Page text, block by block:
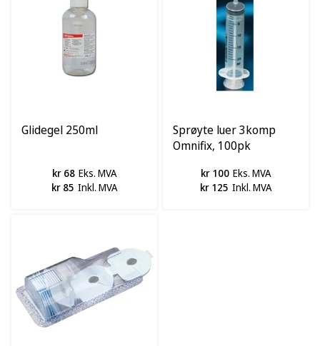
Glidegel 250ml
kr 68 Eks. MVA
kr 85 Inkl. MVA
Sprøyte luer 3komp
Omnifix, 100pk
kr 100 Eks. MVA
kr 125 Inkl. MVA